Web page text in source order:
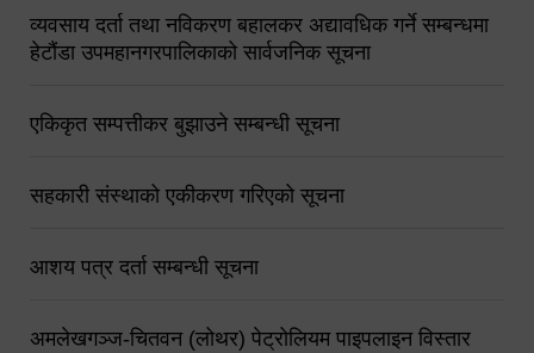
व्यवसाय दर्ता तथा नविकरण बहालकर अद्यावधिक गर्ने सम्बन्धमा
हेटौंडा उपमहानगरपालिकाको सार्वजनिक सूचना
एकिकृत सम्पत्तीकर बुझाउने सम्बन्धी सूचना
सहकारी संस्थाको एकीकरण गरिएको सूचना
आशय पत्र दर्ता सम्बन्धी सूचना
अमलेखगञ्ज-चितवन (लोथर) पेट्रोलियम पाइपलाइन विस्तार